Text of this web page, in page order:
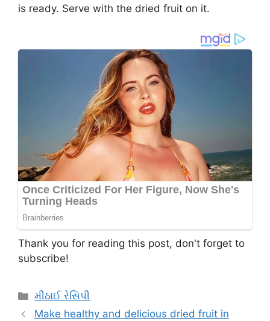
is ready. Serve with the dried fruit on it.
Thank you for reading this post, don't forget to
subscribe!
Categories
મીઠાઈ રેસિપી
Make healthy and delicious dried fruit in